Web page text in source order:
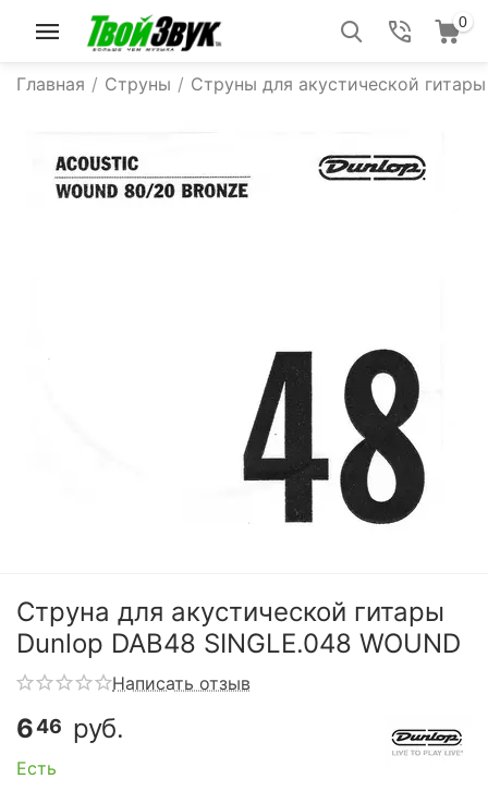
0
Главная / Струны / Струны для акустической
Струна для акустической гитары
Dunlop DAB48 SINGLE.048 WOUND
Написать отзыв
646 руб.
Есть